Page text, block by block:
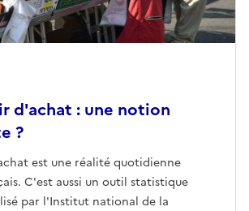
d'achat : une notion
?
est une réalité quotidienne
C'est aussi un outil statistique
par l'Institut national de la